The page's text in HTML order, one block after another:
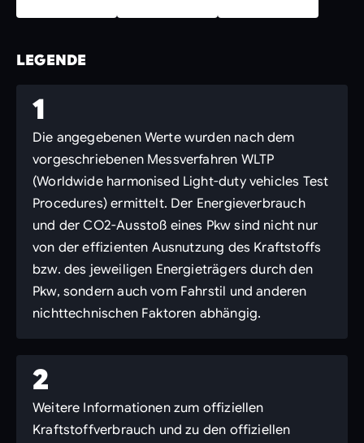
LEGENDE
1
Die angegebenen Werte wurden nach dem
vorgeschriebenen Messverfahren WLTP
(Worldwide harmonised Light-duty vehicles Test
Procedures) ermittelt. Der Energieverbrauch
und der CO2-Ausstoß eines Pkw sind nicht nur
von der effizienten Ausnutzung des Kraftstoffs
bzw. des jeweiligen Energieträgers durch den
Pkw, sondern auch vom Fahrstil und anderen
nichttechnischen Faktoren abhängig.
2
Weitere Informationen zum offiziellen
Kraftstoffverbrauch und zu den offiziellen